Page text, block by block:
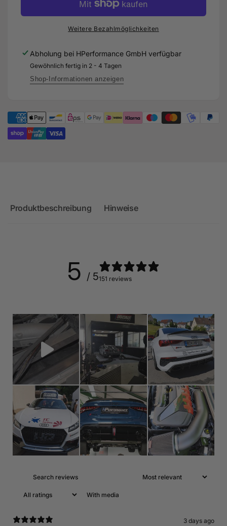
101,6mm
TÜV-
Audi
RS3
8V
DNW
-
101,6mm
für
Audi
RS3
OPF
-
DNW
Weitere Bezahlmöglichkeiten
Abholung bei HPerformance GmbH verfügbar
Gewöhnlich fertig in 2 - 4 Tagen
Shop-Informationen anzeigen
Produktbeschreibung Hinweise
5 / 5151 reviews
With media
3 days ago